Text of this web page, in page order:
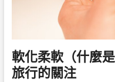
軟化柔軟（什麼
旅行的關注